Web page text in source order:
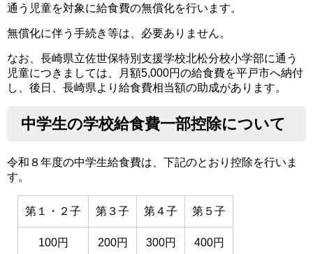
通う児童を対象に給食費の無償化を行います。
無償化に伴う手続き等は、必要ありません。
なお、長崎県立佐世保特別支援学校北松分校小学部に通う
児童につきましては、月額5,000円の給食費を平戸市へ納付
し、後日、長崎県より給食費相当額の助成があります。
中学生の学校給食費一部控除について
令和８年度の中学生給食費は、下記のとおり控除を行いま
す。
第１・２子 第３子 第４子 第５子
100円 200円 300円 400円